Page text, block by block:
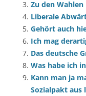
Zu den
Liberale
Gehört auch
Ich mag
Das deutsche
Was habe ich
Kann man ja
Sozialpakt aus